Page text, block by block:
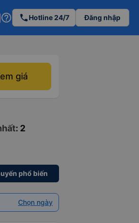
help_outline phoneHotline 24/7 Đăng nhập
giá
: 2
phổ biến
Chọn ngày